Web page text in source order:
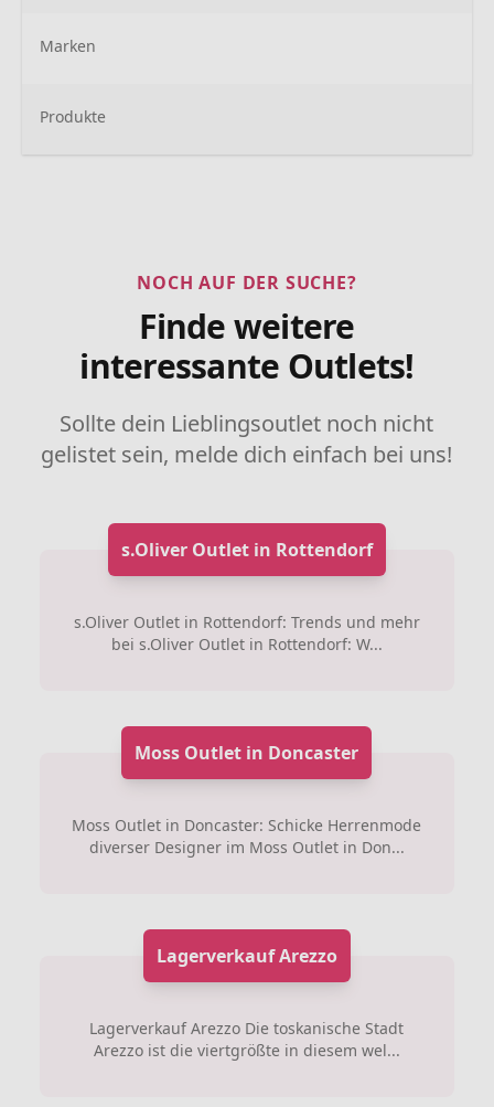
Marken
Produkte
NOCH AUF DER SUCHE?
Finde weitere
interessante Outlets!
Sollte dein Lieblingsoutlet noch nicht
gelistet sein, melde dich einfach bei uns!
s.Oliver Outlet in Rottendorf
s.Oliver Outlet in Rottendorf: Trends und mehr
bei s.Oliver Outlet in Rottendorf: W...
Moss Outlet in Doncaster
Moss Outlet in Doncaster: Schicke Herrenmode
diverser Designer im Moss Outlet in Don...
Lagerverkauf Arezzo
Lagerverkauf Arezzo Die toskanische Stadt
Arezzo ist die viertgrößte in diesem wel...